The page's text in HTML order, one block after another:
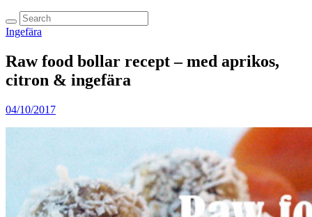
Ingefära
Raw food bollar recept – med aprikos,
citron & ingefära
04/10/2017